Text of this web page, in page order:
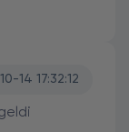
14 17:32:12